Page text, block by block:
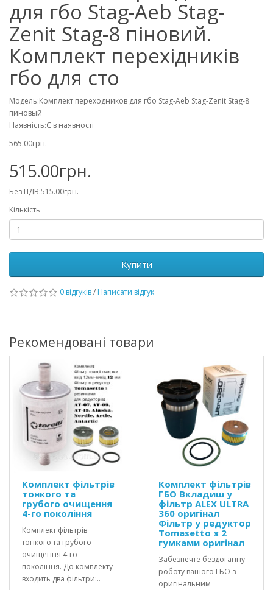
для гбо Stag-Aeb Stag-
Zenit Stag-8 піновий.
Комплект перехідників
гбо для сто
Модель:Комплект переходников для гбо Stag-Aeb Stag-Zenit Stag-8
пиновый
Наявність:Є в наявності
565.00грн.
515.00грн.
Без ПДВ:515.00грн.
Кількість
Купити
0 відгуків/ Написати відгук
Рекомендовані товари
Комплект фільтрів
тонкого та
грубого очищення
4-го покоління
Комплект фільтрів
тонкого та грубого
очищення 4-го
покоління. До комплекту
входить два фільтри:..
Комплект фільтрів
ГБО Вкладиш у
фільтр ALEX ULTRA
360 оригінал
Фільтр у редуктор
Tomasetto з 2
гумками оригінал
Забезпечте бездоганну
роботу вашого ГБО з
оригінальним